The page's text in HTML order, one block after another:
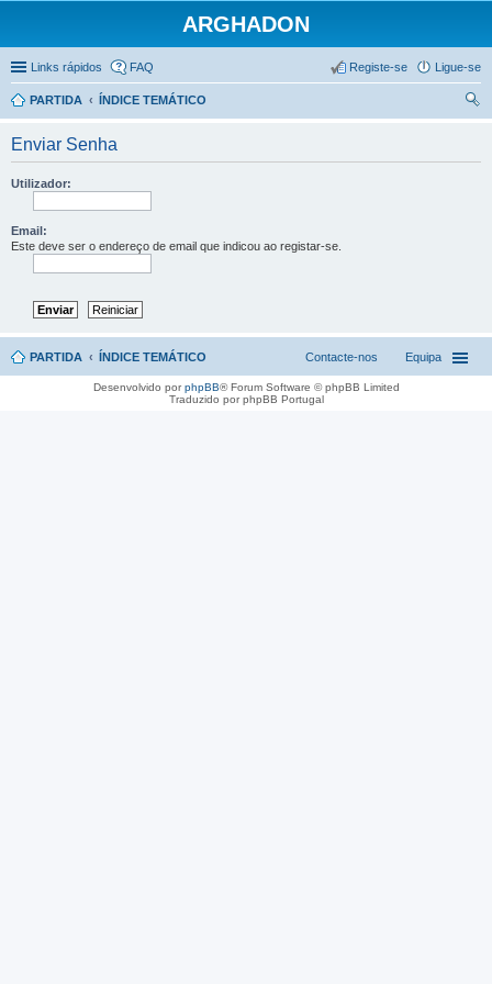
ARGHADON
Links rápidos FAQ Ligue-se
Registe-se
PARTIDA
ÍNDICE TEMÁTICO
Enviar Senha
Utilizador:
Email:
Este deve ser o endereço de email que indicou ao registar-se.
PARTIDA ÍNDICE TEMÁTICO Equipa
Contacte-nos
Desenvolvido porphpBB® Forum Software © phpBB Limited
Traduzido por phpBB Portugal